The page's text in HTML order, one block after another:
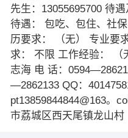
先生：13055695700 待
待遇： 包吃、包住、社
历要求： （无） 专业要
求： 不限 工作经验： （
志海 电 话：
—2862133 QQ：
pt13859844844@163。
市荔城区西天尾镇龙山村